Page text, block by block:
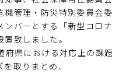
機管理・防災特別委員会委
ンバーとする「新型コロナ
致しました。
県における対応上の課題
取りまとめ、